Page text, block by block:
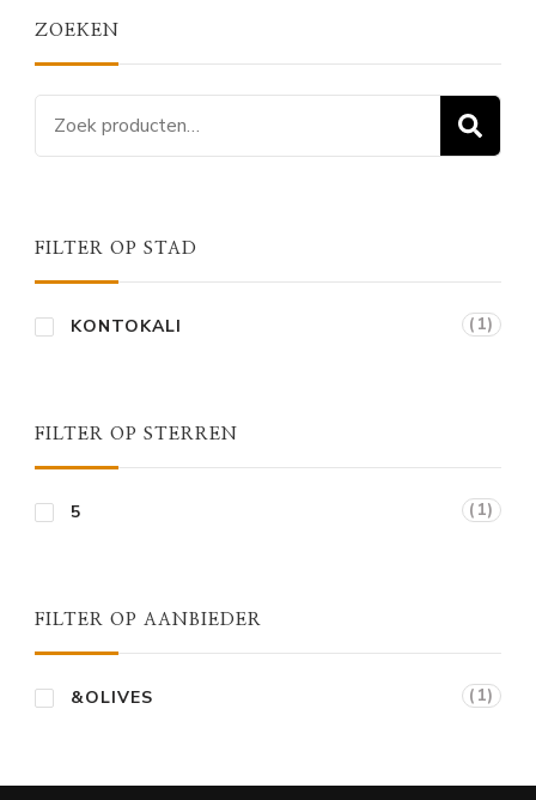
ZOEKEN
Zoeken
naar:
FILTER OP STAD
KONTOKALI (1)
FILTER OP STERREN
5 (1)
FILTER OP AANBIEDER
&OLIVES (1)